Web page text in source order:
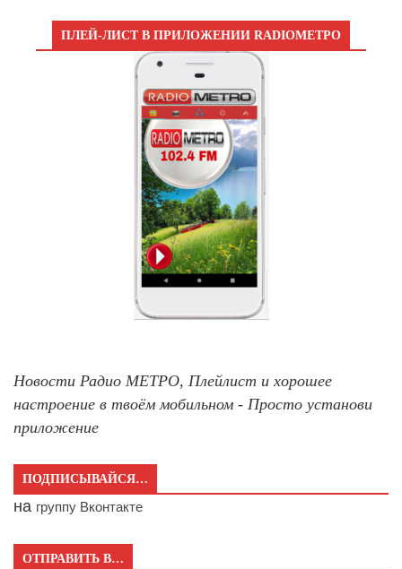
ПЛЕЙ-ЛИСТ В ПРИЛОЖЕНИИ RADIOМЕТРО
Новости Радио МЕТРО, Плейлист и хорошее
настроение в твоём мобильном - Просто установи
приложение
ПОДПИСЫВАЙСЯ…
на группу Вконтакте
ОТПРАВИТЬ В…